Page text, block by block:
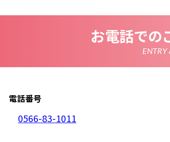
ん、漏えい、滅失及び毀損から保護するため
本ウェブサイトでは、一部のコンテンツに
コンテンツへのアクセスに関する情報であ
ません。また、お使いのブラウザ設定から
本ウェブサイトでは、Google LLCが提供す
せん。この機能はCookieを無効にすることで
8. プライバシーポリシーの変更
を除いて，応募者等に通知することなく変更
9. お問い合わせ窓口
お電話での
ENTRY
電話番号
0566-83-1011